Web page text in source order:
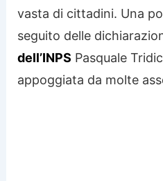
vasta di cittadini. Una
seguito delle
dell’INPS Pasquale
appoggiata da molte